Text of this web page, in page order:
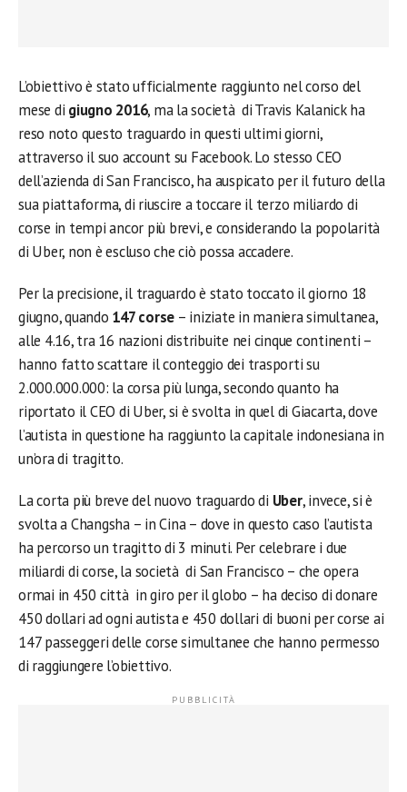
L’obiettivo è stato ufficialmente raggiunto nel corso del
mese di giugno 2016, ma la società di Travis Kalanick ha
reso noto questo traguardo in questi ultimi giorni,
attraverso il suo account su Facebook. Lo stesso CEO
dell’azienda di San Francisco, ha auspicato per il futuro della
sua piattaforma, di riuscire a toccare il terzo miliardo di
corse in tempi ancor più brevi, e considerando la popolarità
di Uber, non è escluso che ciò possa accadere.
Per la precisione, il traguardo è stato toccato il giorno 18
giugno, quando 147 corse – iniziate in maniera simultanea,
alle 4.16, tra 16 nazioni distribuite nei cinque continenti –
hanno fatto scattare il conteggio dei trasporti su
2.000.000.000: la corsa più lunga, secondo quanto ha
riportato il CEO di Uber, si è svolta in quel di Giacarta, dove
l’autista in questione ha raggiunto la capitale indonesiana in
un’ora di tragitto.
La corta più breve del nuovo traguardo di Uber, invece, si è
svolta a Changsha – in Cina – dove in questo caso l’autista
ha percorso un tragitto di 3 minuti. Per celebrare i due
miliardi di corse, la società di San Francisco – che opera
ormai in 450 città in giro per il globo – ha deciso di donare
450 dollari ad ogni autista e 450 dollari di buoni per corse ai
147 passeggeri delle corse simultanee che hanno permesso
di raggiungere l’obiettivo.